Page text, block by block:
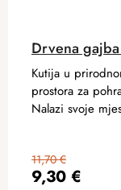
Drvena
9,30 €
11,70 €
Kutija u
prostora za
Nalazi svoje